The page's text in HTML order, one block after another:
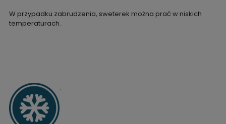
W przypadku zabrudzenia, sweterek można prać w niskich
temperaturach.
.